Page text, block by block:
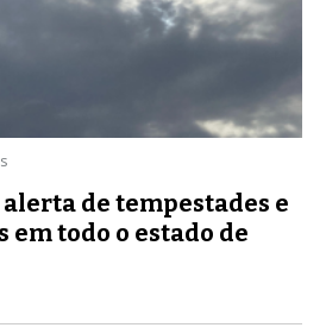
de tempestades e
em todo o estado de